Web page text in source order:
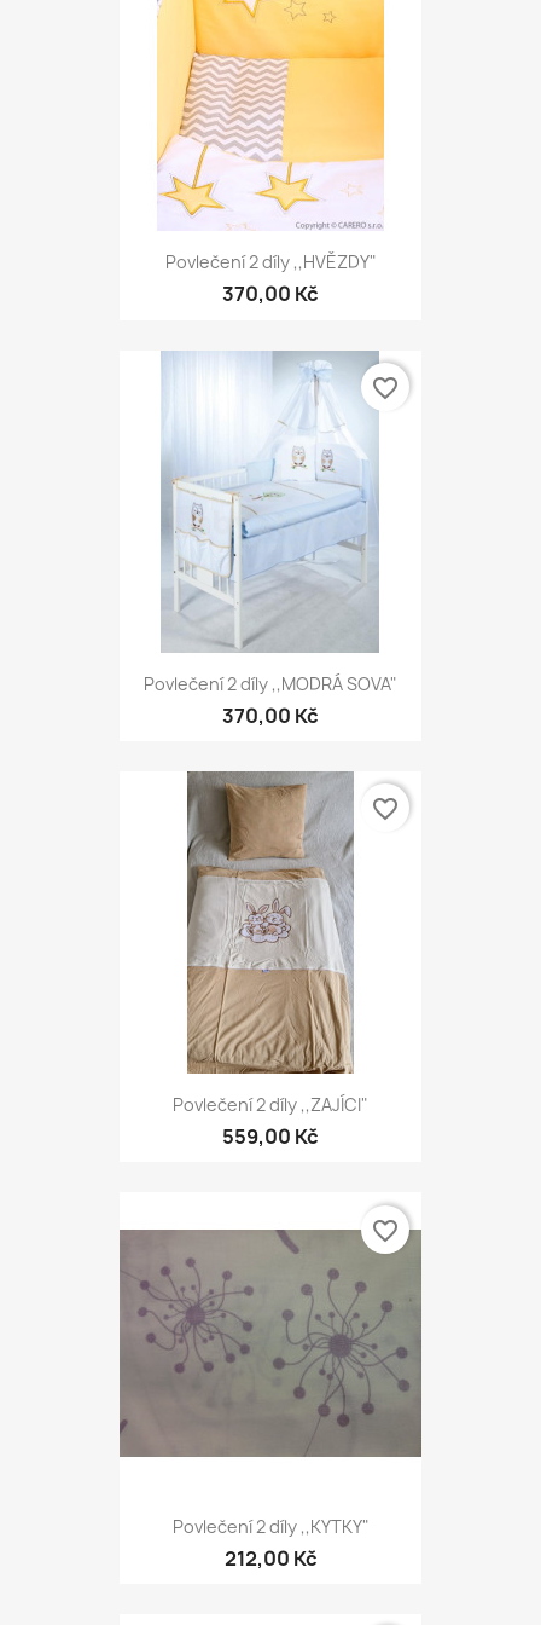
Povlečení 2 díly ,,HVĚZDY"
370,00 Kč
Povlečení 2 díly ,,MODRÁ SOVA"
370,00 Kč
favorite_border
Povlečení 2 díly ,,ZAJÍCI"
559,00 Kč
favorite_border
Povlečení 2 díly ,,KYTKY"
212,00 Kč
favorite_border